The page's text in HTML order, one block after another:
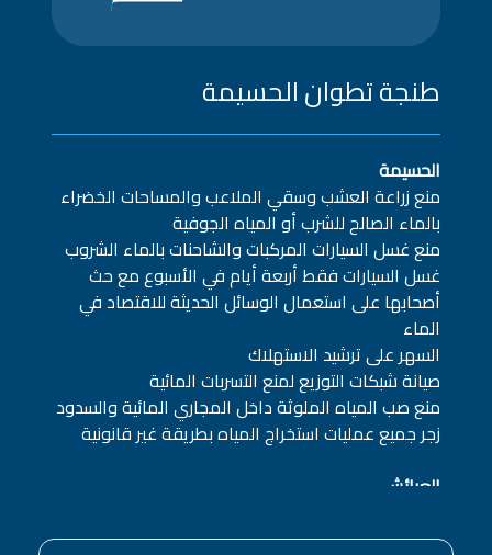
طنجة تطوان الحسيمة
الحسيمة
منع زراعة العشب وسقي الملاعب والمساحات الخضراء
بالماء الصالح للشرب أو المياه الجوفية
منع غسل السيارات المركبات والشاحنات بالماء الشروب
غسل السيارات فقط أربعة أيام في الأسبوع مع حث
أصحابها على استعمال الوسائل الحديثة للاقتصاد في
الماء
السهر على ترشيد الاستهلاك
صيانة شبكات التوزيع لمنع التسربات المائية
منع صب المياه الملوثة داخل المجاري المائية والسدود
زجر جميع عمليات استخراج المياه بطريقة غير قانونية
العرائش
الشروب